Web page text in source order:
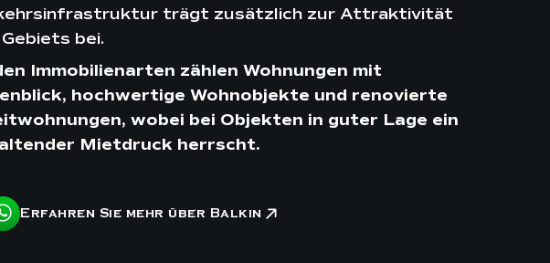
trägt zusätzlich zur Attraktivität
bei.
Immobilienarten zählen Wohnungen mit
hochwertige Wohnobjekte und renovierte
wobei bei Objekten in guter Lage ein
Mietdruck herrscht.
Erfahren Sie mehr über Balkin